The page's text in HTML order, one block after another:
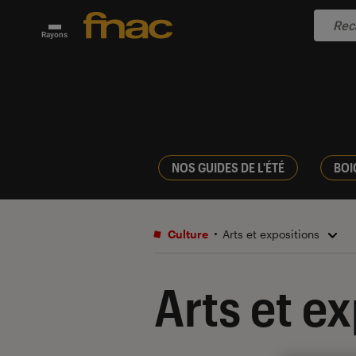
Rayons
NOS GUIDES DE L'ÉTÉ
Culture Arts et expositions
Arts et